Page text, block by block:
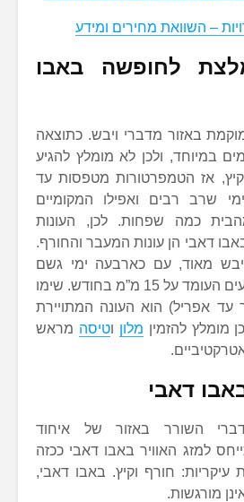
– השוואת מחירים ומידע
לחופשה באבו
באזור מדברי ויבש. כתוצאה
במיוחד, ולכן לא מומלץ להגיע
אז הטמפרטורות מטפסות עד
ימי שרב רבים ואפילו המקומיים
כמה שפחות. לכן, העונות
דאבי הן עונות המעבר והחורף.
מאוד, עם כארבעה ימי גשם
בחודש וממוצע משקעים העומד על 15 מ”מ בחודש. שימו
עד אפריל) הוא העונה המתויירת
מומלץ להזמין מלון וטיסה מראש
דאבי
השורר באזור של איחוד
למזג האוויר באבו דאבי ככזה
חורף וקיץ. באבו דאבי,
מורגשות.